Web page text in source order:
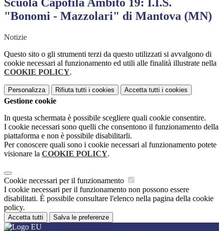
Scuola Capofila Ambito 19: I.I.S.
"Bonomi - Mazzolari" di Mantova (MN)
Notizie
Questo sito o gli strumenti terzi da questo utilizzati si avvalgono di
cookie necessari al funzionamento ed utili alle finalità illustrate nella
COOKIE POLICY.
Personalizza Rifiuta tutti i cookies Accetta tutti i cookies
Gestione cookie
In questa schermata è possibile scegliere quali cookie consentire.
I cookie necessari sono quelli che consentono il funzionamento della
piattaforma e non è possibile disabilitarli.
Per conoscere quali sono i cookie necessari al funzionamento potete
visionare la COOKIE POLICY.
Cookie necessari per il funzionamento
I cookie necessari per il funzionamento non possono essere
disabilitati. È possibile consultare l'elenco nella pagina della cookie
policy.
Accetta tutti Salva le preferenze